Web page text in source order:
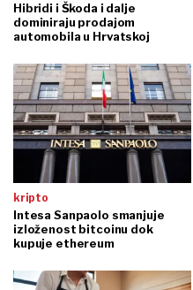
Hibridi i Škoda i dalje
dominiraju prodajom
automobila u Hrvatskoj
kripto
Intesa Sanpaolo smanjuje
izloženost bitcoinu dok
kupuje ethereum